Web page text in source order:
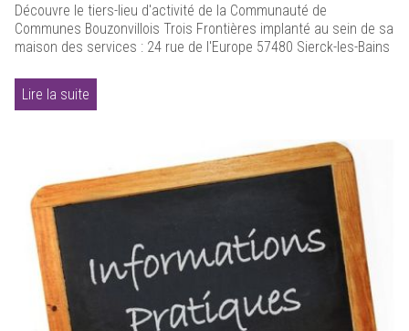
Découvre le tiers-lieu d'activité de la Communauté de
Communes Bouzonvillois Trois Frontières implanté au sein de sa
maison des services : 24 rue de l'Europe 57480 Sierck-les-Bains
Lire la suite